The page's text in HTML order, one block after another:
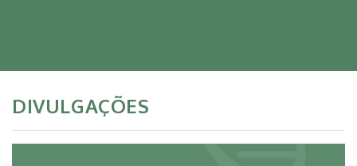
DIVULGAÇÕES